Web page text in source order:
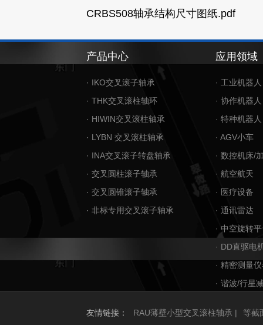
CRBS508轴承结构尺寸图纸.pdf
产品中心
· IKO交叉滚子轴承
· THK交叉滚柱轴环
· HIWIN交叉滚柱轴承
· LYBN 交叉滚柱轴承
· INA交叉滚子转盘轴承
· 交叉圆柱滚子轴承
· 交叉圆锥滚子轴承
· 非标专用交叉滚子轴承
应用领域
· 工业机器人
· 协作机器人
· 特种机器人
· AGV小车
· 数控机床/
· 航空航天
· 医疗设备
· 通讯雷达
· 中空旋转
· DD直驱电
· 精密测量
· 谐波/行星
友情链接： RAU薄壁小型交叉滚柱轴承 |
等截